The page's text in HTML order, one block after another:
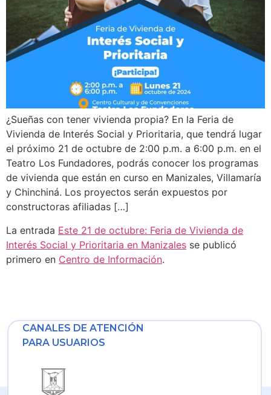
¿Sueñas con tener vivienda propia? En la Feria de
Vivienda de Interés Social y Prioritaria, que tendrá lugar
el próximo 21 de octubre de 2:00 p.m. a 6:00 p.m. en el
Teatro Los Fundadores, podrás conocer los programas
de vivienda que están en curso en Manizales, Villamaría
y Chinchiná. Los proyectos serán expuestos por
constructoras afiliadas […]
La entrada Este 21 de octubre: Feria de Vivienda de
Interés Social y Prioritaria en Manizales se publicó
primero en Centro de Información.
CANALES DE ATENCIÓN
PARA USUARIOS